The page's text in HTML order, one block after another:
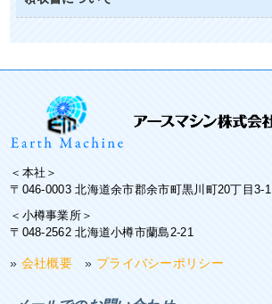
＜本社＞
〒046-0003 北海道余市郡余市町黒川町20丁目3-1
＜小樽事業所＞
〒048-2562 北海道小樽市蘭島2-21
» 会社概要 » プライバシーポリシー